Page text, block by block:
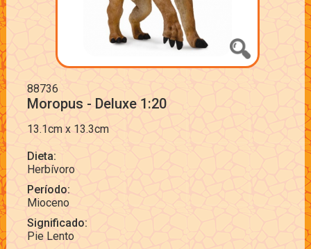
88736
Moropus - Deluxe 1:20
13.1cm x 13.3cm
Dieta:
Herbívoro
Período:
Mioceno
Significado:
Pie Lento